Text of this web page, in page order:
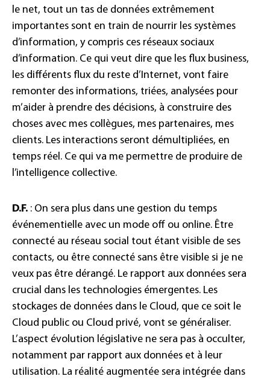
le net, tout un tas de données extrêmement
importantes sont en train de nourrir les systèmes
d’information, y compris ces réseaux sociaux
d’information. Ce qui veut dire que les flux business,
les différents flux du reste d’Internet, vont faire
remonter des informations, triées, analysées pour
m’aider à prendre des décisions, à construire des
choses avec mes collègues, mes partenaires, mes
clients. Les interactions seront démultipliées, en
temps réel. Ce qui va me permettre de produire de
l’intelligence collective.
D.F. : On sera plus dans une gestion du temps
événementielle avec un mode off ou online. Être
connecté au réseau social tout étant visible de ses
contacts, ou être connecté sans être visible si je ne
veux pas être dérangé. Le rapport aux données sera
crucial dans les technologies émergentes. Les
stockages de données dans le Cloud, que ce soit le
Cloud public ou Cloud privé, vont se généraliser.
L’aspect évolution législative ne sera pas à occulter,
notamment par rapport aux données et à leur
utilisation. La réalité augmentée sera intégrée dans